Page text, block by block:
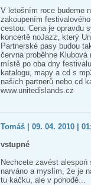
V letošním roce budeme
zakoupením
cestou. Cena je opravdu
koncertě noJazz, který
Partnerské pasy budou
června proběhne
místě po oba dny
katalogu, mapy a cd s
našich partnerů nebo cd
www.unitedislands.cz
Tomáš | 09. 04. 2010 |
vstupné
Nechcete zavést
narváno a myslím, že je
tu kačku, ale v pohodě...